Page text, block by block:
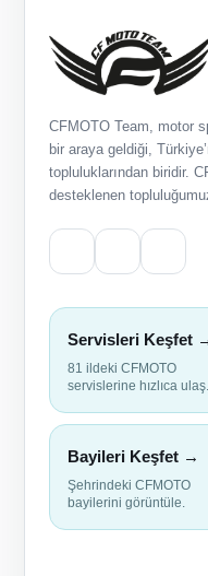
CFMOTO Team, motor
bir araya geldiği,
topluluklarından biridir.
desteklenen
Servisleri Keşfet
81 ildeki CFMOTO
servislerine hızlıca ulaş.
Bayileri Keşfet →
Şehrindeki CFMOTO
bayilerini görüntüle.